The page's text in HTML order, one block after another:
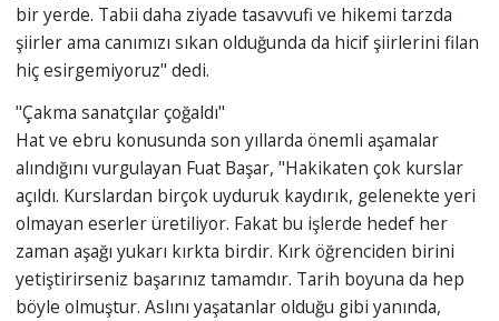
bir yerde. Tabii daha ziyade tasavvufi ve hikemi tarzda
şiirler ama canımızı sıkan olduğunda da hicif şiirlerini filan
hiç esirgemiyoruz" dedi.
"Çakma sanatçılar çoğaldı"
Hat ve ebru konusunda son yıllarda önemli aşamalar
alındığını vurgulayan Fuat Başar, "Hakikaten çok kurslar
açıldı. Kurslardan birçok uyduruk kaydırık, gelenekte yeri
olmayan eserler üretiliyor. Fakat bu işlerde hedef her
zaman aşağı yukarı kırkta birdir. Kırk öğrenciden birini
yetiştirirseniz başarınız tamamdır. Tarih boyuna da hep
böyle olmuştur. Aslını yaşatanlar olduğu gibi yanında,